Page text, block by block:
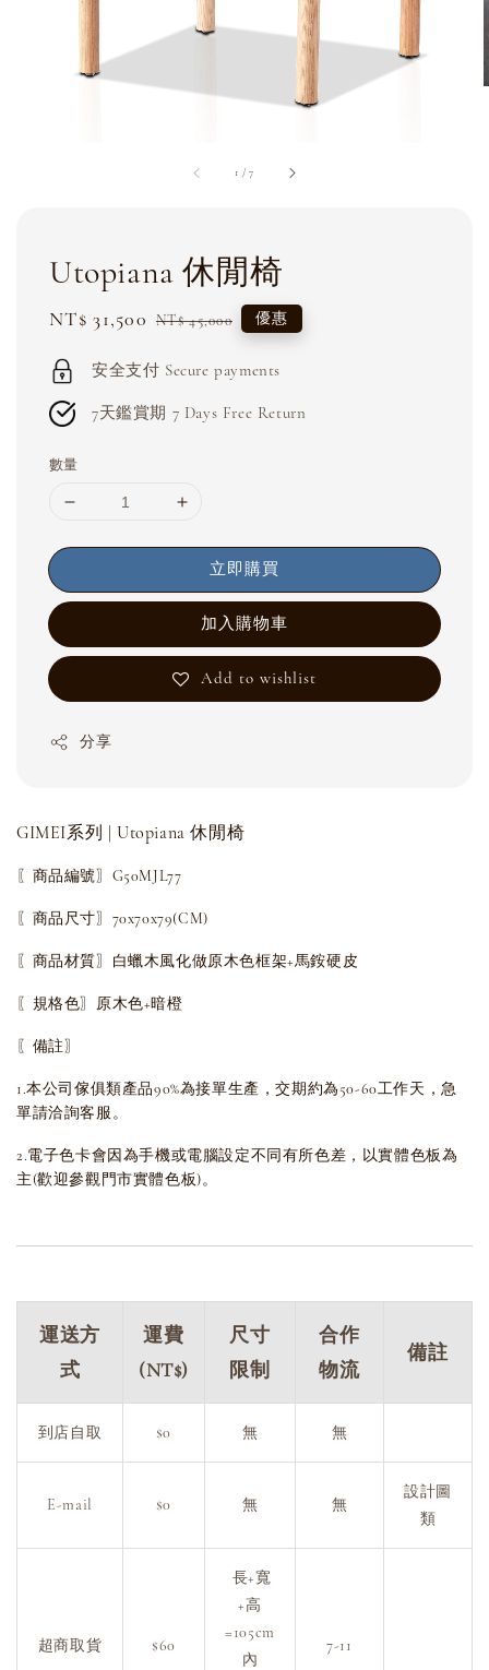
1 /7
Utopiana 休閒椅
Sale
NT$ 31,500 Regular
NT$ 45,000 優惠
安全支付 Secure payments
7天鑑賞期 7 Days Free Return
數量
立即購買
加入購物車
Add to wishlist
分享
GIMEI系列 | Utopiana 休閒椅
〖商品編號〗G50MJL77
〖商品尺寸〗70x70x79(CM)
〖商品材質〗白蠟木風化做原木色框架+馬銨硬皮
〖規格色〗原木色+暗橙
〖備註〗
1.本公司傢俱類產品90%為接單生產，交期約為50-60工作天，急
單請洽詢客服。
2.電子色卡會因為手機或電腦設定不同有所色差，以實體色板為
主(歡迎參觀門市實體色板)。
運送方
式
運費
(NT$)
尺寸
限制
合作
物流
備註
到店自取 $0 無 無
E-mail $0 無 無
設計圖
類
超商取貨 $60
長+寬
+高
=105cm
內
7-11